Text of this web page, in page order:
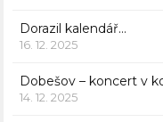
Dorazil kalendář…
16. 12. 2025
Dobešov – koncert v
14. 12. 2025